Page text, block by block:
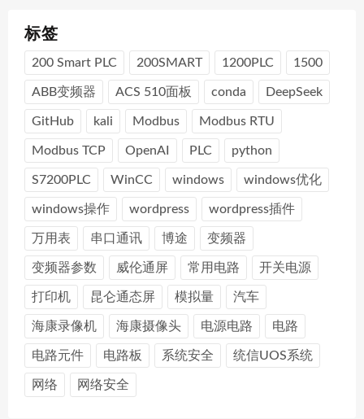
标签
200 Smart PLC 200SMART 1200PLC 1500
ABB变频器 ACS 510面板 conda DeepSeek
GitHub kali Modbus Modbus RTU
Modbus TCP OpenAI PLC python
S7200PLC WinCC windows windows优化
windows操作 wordpress wordpress插件
万用表 串口通讯 博途 变频器
变频器参数 威伦通屏 常用电路 开关电源
打印机 昆仑通态屏 模拟量 汽车
海康录像机 海康摄像头 电源电路 电路
电路元件 电路板 系统安全 统信UOS系统
网络 网络安全